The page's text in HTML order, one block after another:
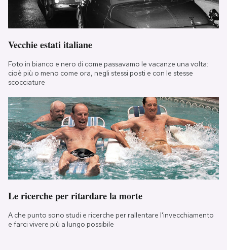
Vecchie estati italiane
Foto in bianco e nero di come passavamo le vacanze una volta:
cioè più o meno come ora, negli stessi posti e con le stesse
scocciature
Le ricerche per ritardare la morte
A che punto sono studi e ricerche per rallentare l'invecchiamento
e farci vivere più a lungo possibile